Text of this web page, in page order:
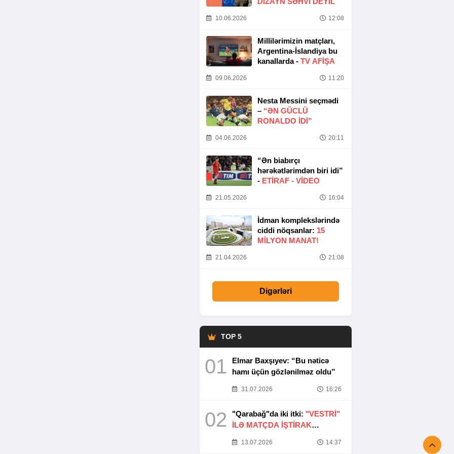
10.06.2026 12:08
Millilərimizin matçları,
Argentina-İslandiya bu
kanallarda - TV AFİŞA
09.06.2026 11:20
Nesta Messini seçmədi
– “ƏN GÜCLÜ
RONALDO IDI”
04.06.2026 20:11
“Ən biabırçı
hərəkətlərimdən biri idi”
- ETIRAF - VİDEO
21.05.2026 16:04
İdman komplekslərində
ciddi nöqsanlar: 15
MILYON MANAT!
21.04.2026 21:08
Digərləri
TOP 5
01
Elmar Baxşıyev: “Bu nəticə
hamı üçün gözlənilməz oldu”
31.07.2026 16:26
02 "Qarabağ"da iki itki: "VESTRİ"
İLƏ MATÇDA İŞTİRAK
13.07.2026 14:37